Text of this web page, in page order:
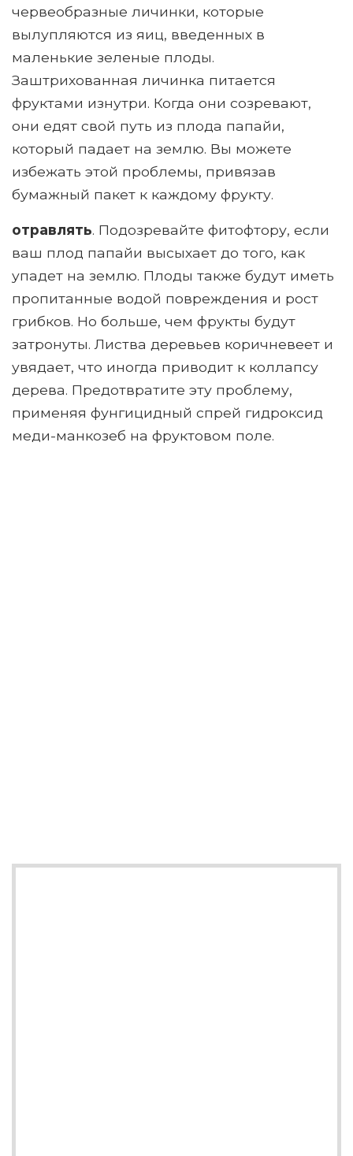
червеобразные личинки, которые
вылупляются из яиц, введенных в
маленькие зеленые плоды.
Заштрихованная личинка питается
фруктами изнутри. Когда они созревают,
они едят свой путь из плода папайи,
который падает на землю. Вы можете
избежать этой проблемы, привязав
бумажный пакет к каждому фрукту.
отравлять. Подозревайте фитофтору, если
ваш плод папайи высыхает до того, как
упадет на землю. Плоды также будут иметь
пропитанные водой повреждения и рост
грибков. Но больше, чем фрукты будут
затронуты. Листва деревьев коричневеет и
увядает, что иногда приводит к коллапсу
дерева. Предотвратите эту проблему,
применяя фунгицидный спрей гидроксид
меди-манкозеб на фруктовом поле.